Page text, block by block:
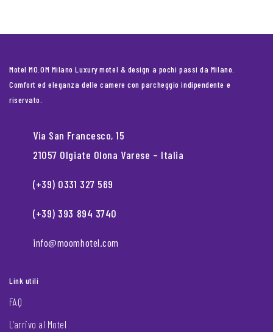
Motel MO.OM Milano Luxury motel & design a pochi passi da Milano.
Comfort ed eleganza delle camere con parcheggio indipendente e
riservato.
Via San Francesco, 15
21057 Olgiate Olona Varese – Italia
(+39) 0331 327 569
(+39) 393 894 3740
info@moomhotel.com
Link utili
FAQ
L’arrivo al Motel